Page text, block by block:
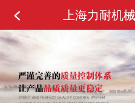
上海力耐机